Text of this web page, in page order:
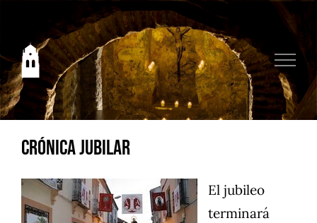
contenido
Crónica Jubilar
El jubileo
terminará